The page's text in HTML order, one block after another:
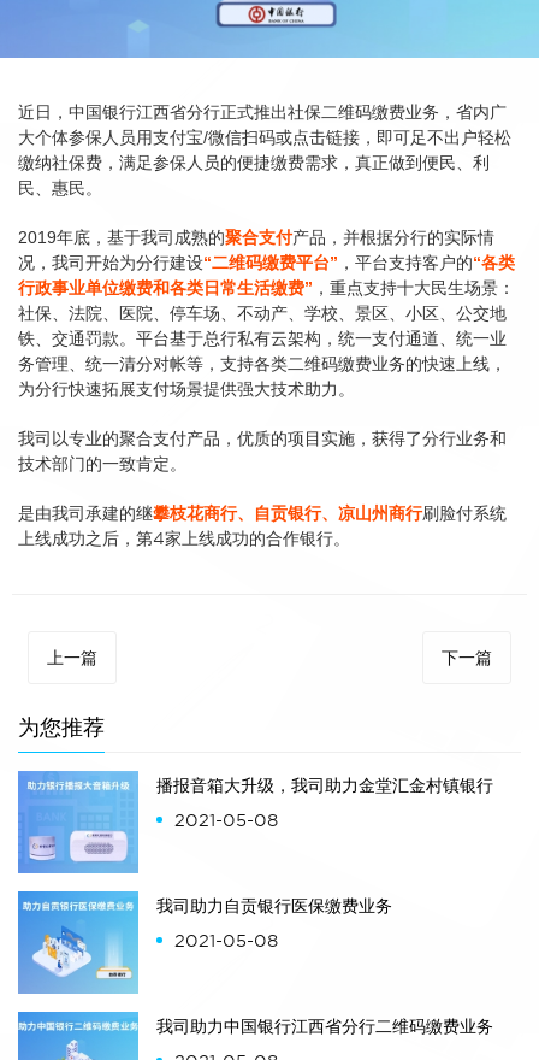
近日，中国银行江西省分行正式推出社保二维码缴费业务，省内广
大个体参保人员用支付宝/微信扫码或点击链接，即可足不出户轻松
缴纳社保费，满足参保人员的便捷缴费需求，真正做到便民、利
民、惠民。
2019年底，基于我司成熟的聚合支付产品，并根据分行的实际情
况，我司开始为分行建设“二维码缴费平台” ，平台支持客户的“各类
行政事业单位缴费和各类日常生活缴费” ，重点支持十大民生场景：
社保、法院、医院、停车场、不动产、学校、景区、小区、公交地
铁、交通罚款。平台基于总行私有云架构，统一支付通道、统一业
务管理、统一清分对帐等，支持各类二维码缴费业务的快速上线，
为分行快速拓展支付场景提供强大技术助力。
我司以专业的聚合支付产品，优质的项目实施，获得了分行业务和
技术部门的一致肯定。
是由我司承建的继攀枝花商行、自贡银行、凉山州商行刷脸付系统
上线成功之后，第4家上线成功的合作银行。
上一篇 下一篇
为您推荐
播报音箱大升级，我司助力金堂汇金村镇银行
2021-05-08
我司助力自贡银行医保缴费业务
2021-05-08
我司助力中国银行江西省分行二维码缴费业务